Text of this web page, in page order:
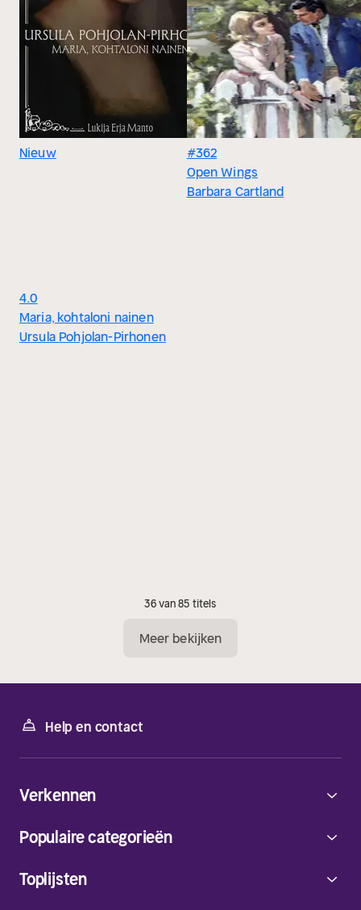
Nieuw
4.0
Maria, kohtaloni nainen
Ursula Pohjolan-Pirhonen
#362
Open Wings
Barbara Cartland
36 van 85 titels
Meer bekijken
Help en contact
Verkennen
Populaire categorieën
Toplijsten